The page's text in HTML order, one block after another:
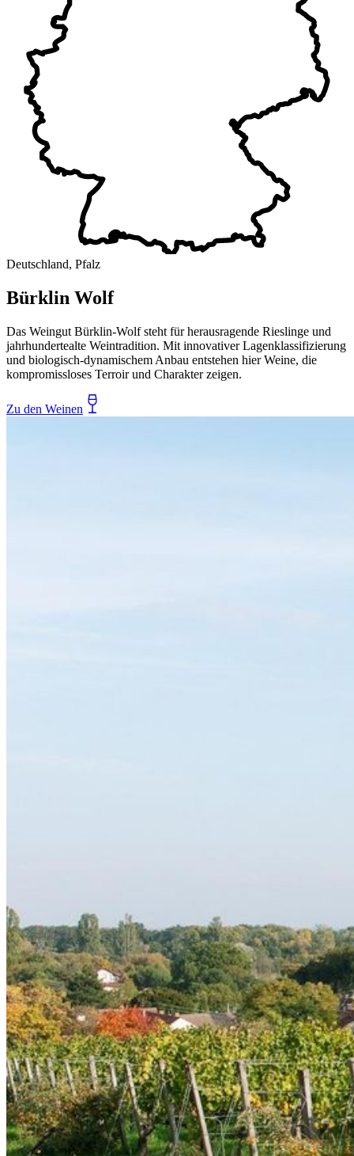
Deutschland, Pfalz
Bürklin Wolf
Das Weingut Bürklin-Wolf steht für herausragende Rieslinge und
jahrhundertealte Weintradition. Mit innovativer Lagenklassifizierung
und biologisch-dynamischem Anbau entstehen hier Weine, die
kompromissloses Terroir und Charakter zeigen.
Zu den Weinen